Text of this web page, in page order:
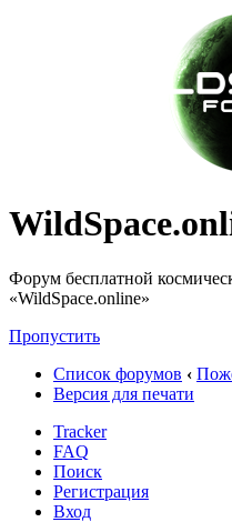
Форум бесплатной
«WildSpace.online»
Пропустить
Список форумов ‹
Версия для печати
Tracker
FAQ
Поиск
Регистрация
Вход